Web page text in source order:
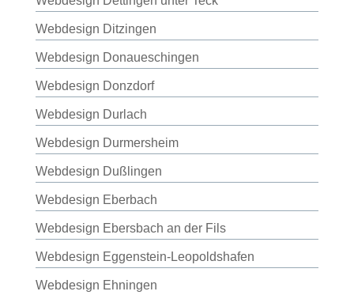
Webdesign Ditzingen
Webdesign Donaueschingen
Webdesign Donzdorf
Webdesign Durlach
Webdesign Durmersheim
Webdesign Dußlingen
Webdesign Eberbach
Webdesign Ebersbach an der Fils
Webdesign Eggenstein-Leopoldshafen
Webdesign Ehningen